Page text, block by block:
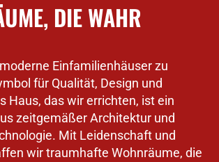
DIE WAHR
Einfamilienhäuser zu
für Qualität, Design und
Haus, das wir errichten, ist ein
zeitgemäßer Architektur und
Mit Leidenschaft und
wir traumhafte Wohnräume, die